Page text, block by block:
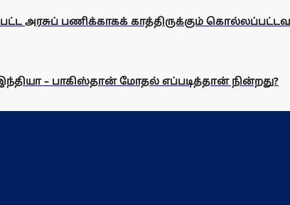
அரசுப் பணிக்காகக் காத்திருக்கும்
– பாகிஸ்தான் மோதல் எப்படித்தான் நின்றது?